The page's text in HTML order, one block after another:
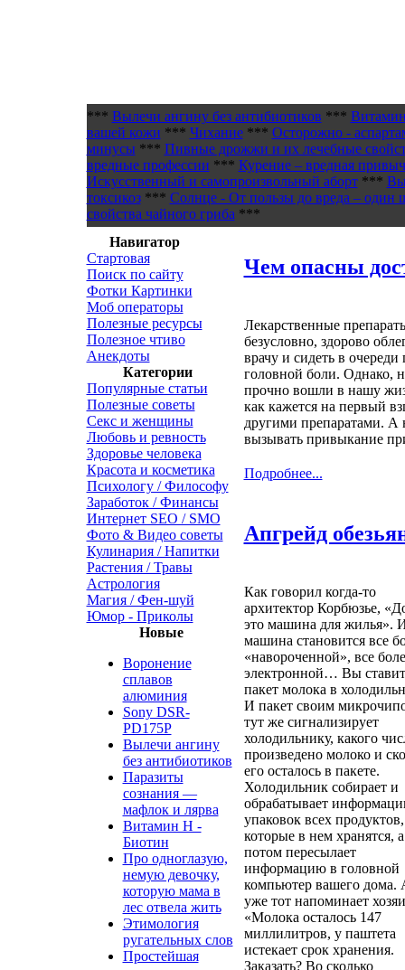
*** Вылечи ангину без антибиотиков ***
вашей кожи *** Чихание*** Осторожно -
минусы*** Пивные дрожжи и их лечебные
вредные профессии *** Курение – вредная
Искусственный и самопроизвольный аборт***
токсикоз*** Солнце - От пользы до вреда – один
свойства чайного гриба ***
Навигатор
Стартовая
Поиск по сайту
Фотки Картинки
Моб операторы
Полезные ресурсы
Полезное чтиво
Анекдоты
Категории
Популярные статьи
Полезные советы
Секс и женщины
Любовь и ревность
Здоровье человека
Красота и косметика
Психологу / Философу
Заработок / Финансы
Интернет SEO / SMO
Фото & Видео советы
Кулинария / Напитки
Растения / Травы
Астрология
Магия / Фен-шуй
Юмор - Приколы
Новые
Воронение
сплавов
алюминия
Sony DSR-
PD175P
Вылечи ангину
без антибиотиков
Паразиты
сознания —
мафлок и лярва
Витамин H -
Биотин
Про одноглазую,
немую девочку,
которую мама в
лес отвела жить
Этимология
ругательных слов
Простейшая
Чем опасны
Лекарственные
безусловно, здорово
врачу и сидеть в
головной боли. Однако,
прочно вошли в нашу
как кажется на первый
другими препаратами. А
вызывать привыкание
Подробнее...
Апгрейд
Как говорил когда-то
архитектор Корбюзье,
это машина для жилья».
машина становится все
«навороченной», все
электронной… Вы
пакет молока в
И пакет своим
тут же сигнализирует
холодильнику, какого
произведено молоко и
его осталось в пакете.
Холодильник собирает и
обрабатывает
упаковок всех продуктов,
которые в нем хранятся, а
потом пересылает
информацию в головной
компьютер вашего дома.
уже тот напоминает
«Молока осталось 147
миллилитров, у паштета
истекает срок хранения.
Заказать? Во сколько